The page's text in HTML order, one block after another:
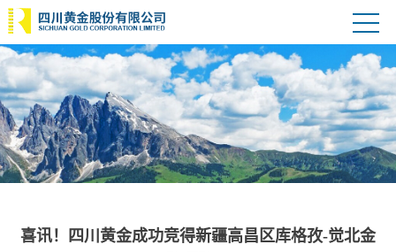
喜讯！四川黄金成功竞得新疆高昌区库格孜-觉北金